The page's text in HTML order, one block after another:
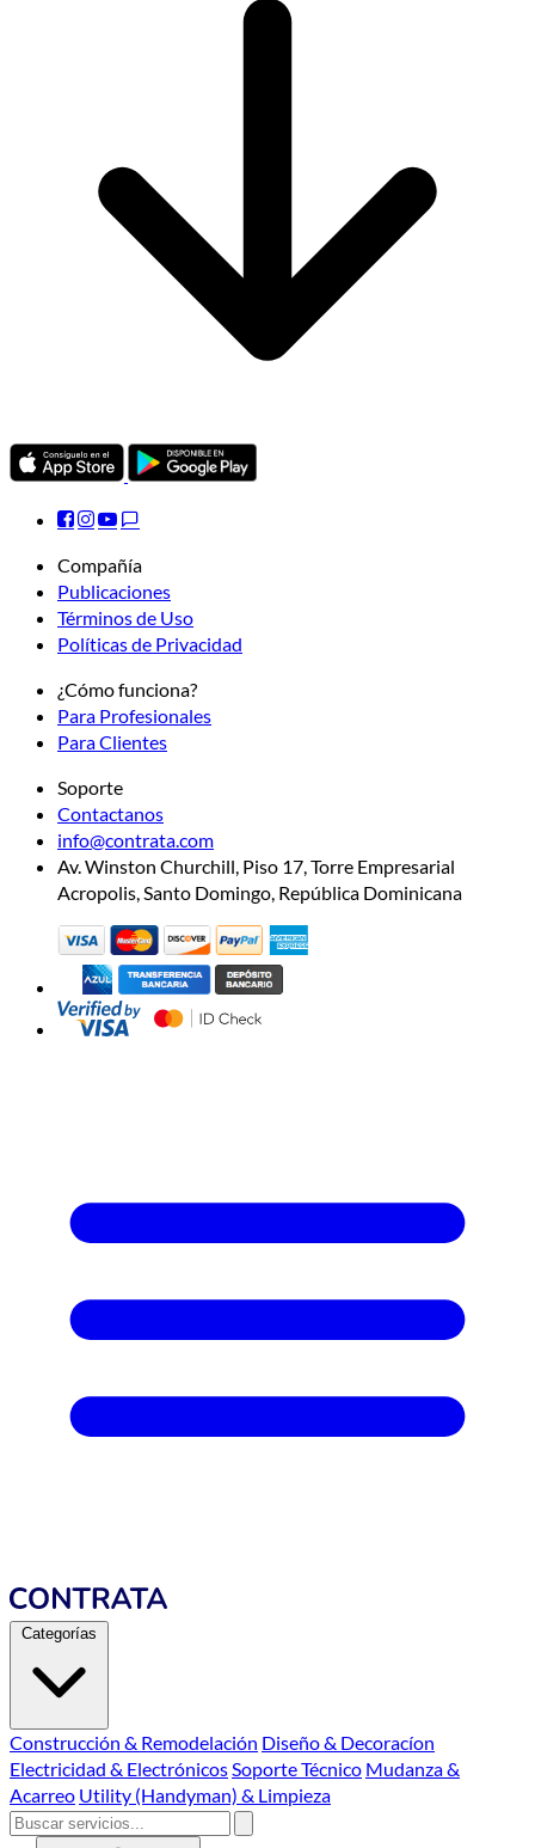
Compañía
Publicaciones
Términos de Uso
Políticas de Privacidad
¿Cómo funciona?
Para Profesionales
Para Clientes
Soporte
Contactanos
info@contrata.com
Av. Winston Churchill, Piso 17, Torre Empresarial
Acropolis, Santo Domingo, República Dominicana
Categorías
Construcción & Remodelación Diseño & Decoracíon
Electricidad & ElectrónicosSoporte Técnico Mudanza &
Acarreo Utility (Handyman) & Limpieza